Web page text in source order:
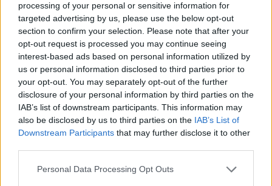
processing of your personal or sensitive information for
targeted advertising by us, please use the below opt-out
section to confirm your selection. Please note that after your
opt-out request is processed you may continue seeing
interest-based ads based on personal information utilized by
us or personal information disclosed to third parties prior to
your opt-out. You may separately opt-out of the further
disclosure of your personal information by third parties on the
IAB’s list of downstream participants. This information may
also be disclosed by us to third parties on the IAB’s List of
Downstream Participants that may further disclose it to other
Personal Data Processing Opt Outs